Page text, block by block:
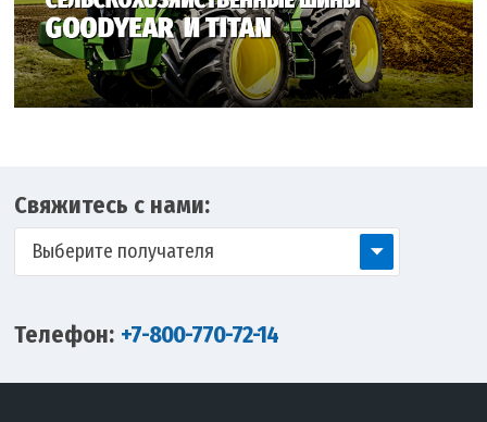
Свяжитесь с нами:
Выберите получателя
Телефон: +7-800-770-72-14